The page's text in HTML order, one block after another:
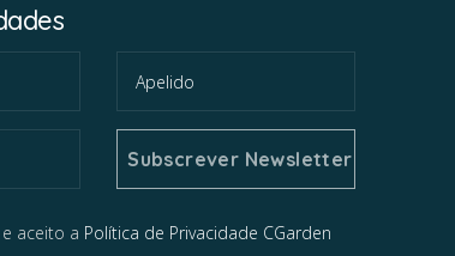
aceito a Política de Privacidade CGarden